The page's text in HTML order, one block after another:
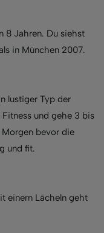
8 Jahren. Du siehst
in München 2007.
lustiger Typ der
und gehe 3 bis
bevor die
und fit.
einem Lächeln geht